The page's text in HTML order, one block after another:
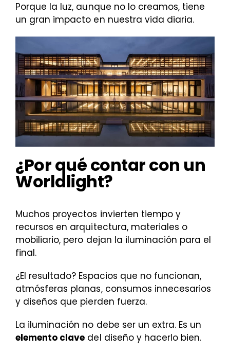
Porque la luz, aunque no lo creamos, tiene
un gran impacto en nuestra vida diaria.
¿Por qué contar con un
Worldlight?
Muchos proyectos invierten tiempo y
recursos en arquitectura, materiales o
mobiliario, pero dejan la iluminación para el
final.
¿El resultado? Espacios que no funcionan,
atmósferas planas, consumos innecesarios
y diseños que pierden fuerza.
La iluminación no debe ser un extra. Es un
elemento clave del diseño y hacerlo bien.